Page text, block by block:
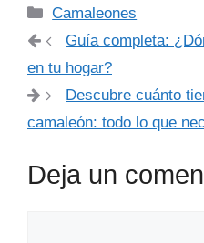
Categorías
Camaleones
Guía completa:
en tu hogar?
Descubre cuánto
camaleón: todo lo que
Deja un